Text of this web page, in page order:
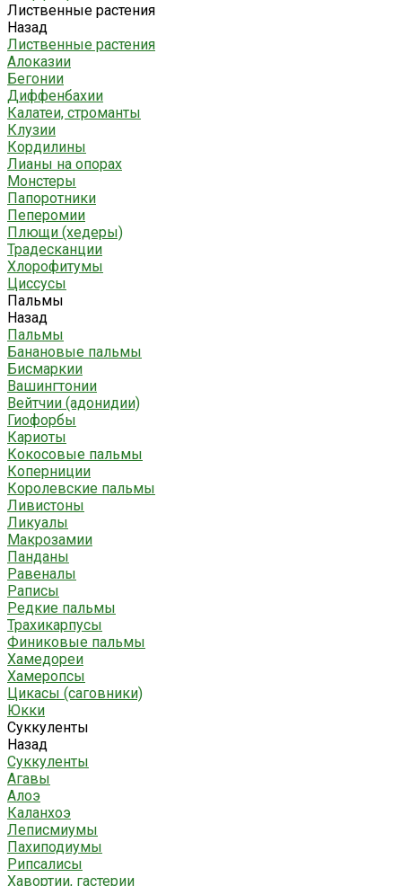
Лиственные растения
Назад
Лиственные растения
Алоказии
Бегонии
Диффенбахии
Калатеи, строманты
Клузии
Кордилины
Лианы на опорах
Монстеры
Папоротники
Пеперомии
Плющи (хедеры)
Традесканции
Хлорофитумы
Циссусы
Пальмы
Назад
Пальмы
Банановые пальмы
Бисмаркии
Вашингтонии
Вейтчии (адонидии)
Гиофорбы
Кариоты
Кокосовые пальмы
Коперниции
Королевские пальмы
Ливистоны
Ликуалы
Макрозамии
Панданы
Равеналы
Раписы
Редкие пальмы
Трахикарпусы
Финиковые пальмы
Хамедореи
Хамеропсы
Цикасы (саговники)
Юкки
Суккуленты
Назад
Суккуленты
Агавы
Алоэ
Каланхоэ
Леписмиумы
Пахиподиумы
Рипсалисы
Хавортии, гастерии